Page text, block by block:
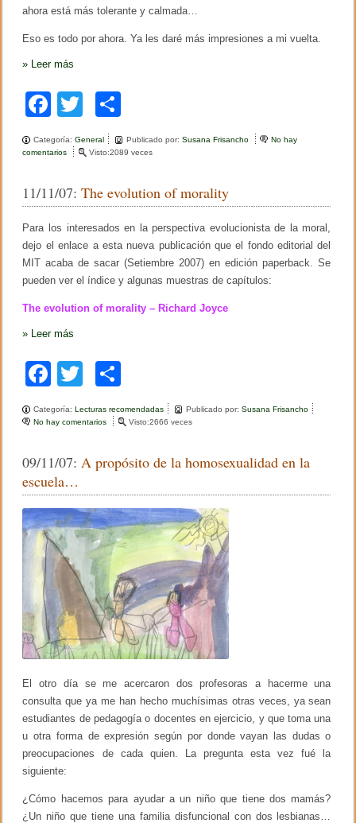
ahora está más tolerante y calmada…
Eso es todo por ahora. Ya les daré más impresiones a mi vuelta.
» Leer más
F
a
c
b
o
o
k
wi
tt
o
m
ar
tir
Categoría:General Publicado por:Susana Frisancho
No hay
comentarios
M
o
n
e
r
n
e
2
0
7
Visto:2089 veces
11/11/07:The evolution of morality
Para los interesados en la perspectiva evolucionista de la moral,
dejo el enlace a esta nueva publicación que el fondo editorial del
MIT acaba de sacar (Setiembre 2007) en edición paperback. Se
pueden ver el índice y algunas muestras de capítulos:
The evolution of morality – Richard Joyce
» Leer más
F
a
c
b
o
o
k
tt
m
ar
tir
Categoría:Lecturas recomendadas Publicado por:Susana Frisancho
No hay comentarios
h
v
o
u
t
o
f
m
o
i
t
y
Visto:2666 veces
09/11/07:A propósito de la homosexualidad en la
escuela…
El otro día se me acercaron dos profesoras a hacerme una
consulta que ya me han hecho muchísimas otras veces, ya sean
estudiantes de pedagogía o docentes en ejercicio, y que toma una
u otra forma de expresión según por donde vayan las dudas o
preocupaciones de cada quien. La pregunta esta vez fué la
siguiente:
¿Cómo hacemos para ayudar a un niño que tiene dos mamás?
¿Un niño que tiene una familia disfuncional con dos lesbianas…